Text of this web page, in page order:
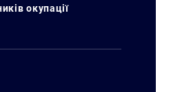
окупації